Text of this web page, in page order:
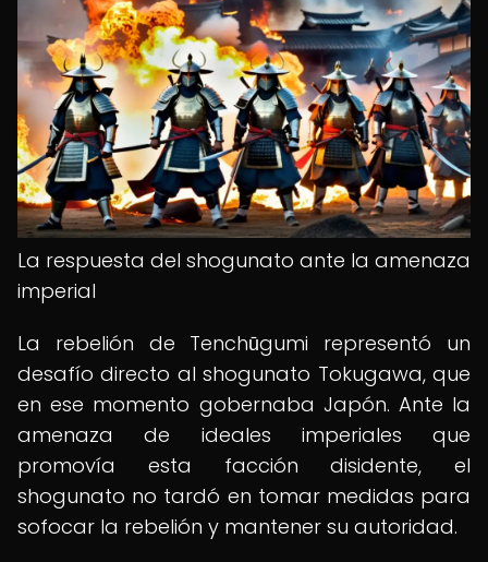
La respuesta del shogunato ante la amenaza
imperial
La rebelión de Tenchūgumi representó un
desafío directo al shogunato Tokugawa, que
en ese momento gobernaba Japón. Ante la
amenaza de ideales imperiales que
promovía esta facción disidente, el
shogunato no tardó en tomar medidas para
sofocar la rebelión y mantener su autoridad.